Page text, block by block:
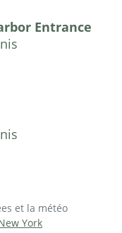
Entrance
et la météo
York